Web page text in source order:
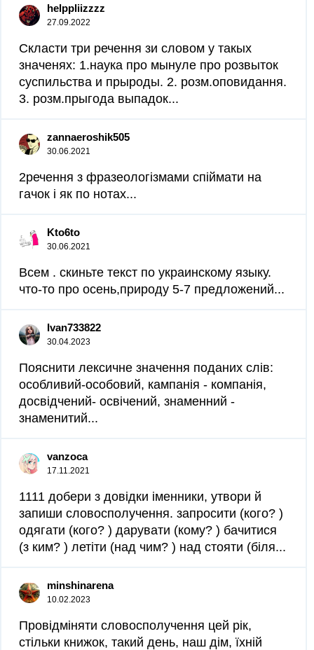
helppliizzzz
27.09.2022
Скласти три речення зи словом у такых
значенях: 1.наука про мынуле про розвыток
суспильства и прыроды. 2. розм.оповидання.
3. розм.прыгода выпадок...
zannaeroshik505
30.06.2021
2речення з фразеологізмами спіймати на
гачок і як по нотах...
Kto6to
30.06.2021
Всем . скиньте текст по украинскому языку.
что-то про осень,природу 5-7 предложений...
Ivan733822
30.04.2023
Пояснити лексичне значення поданих слів:
особливий-особовий, кампанія - компанія,
досвідчений- освічений, знаменний -
знаменитий...
vanzoca
17.11.2021
1111 добери з довідки іменники, утвори й
запиши словосполучення. запросити (кого? )
одягати (кого? ) дарувати (кому? ) бачитися
(з ким? ) летіти (над чим? ) над стояти (біля...
minshinarena
10.02.2023
Провідміняти словосполучення цей рік,
стільки книжок, такий день, наш дім, їхній